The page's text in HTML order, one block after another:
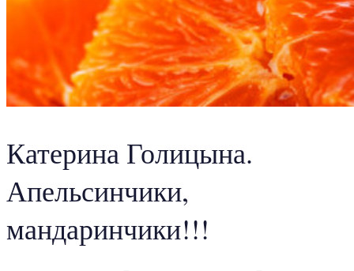
Катерина Голицына.
Апельсинчики,
мандаринчики!!!